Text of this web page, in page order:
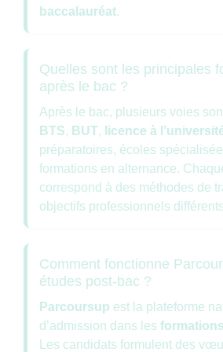
baccalauréat.
Quelles sont les principales
après le bac ?
Après le bac, plusieurs voies
BTS, BUT, licence à
préparatoires, écoles
formations en alternance.
correspond à des méthodes de
objectifs professionnels
Comment fonctionne
études post-bac ?
Parcoursup est la plateforme
d’admission dans les
Les candidats formulent des